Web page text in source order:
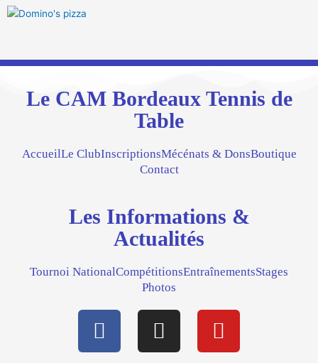
Le CAM Bordeaux Tennis de
Table
AccueilLe ClubInscriptionsMécénats & DonsBoutique
Contact
Les Informations &
Actualités
Tournoi NationalCompétitionsEntraînementsStages
Photos
F
a
I
n
Y
o